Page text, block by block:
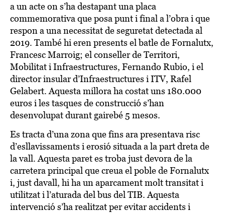
a un acte on s’ha destapant una placa
commemorativa que posa punt i final a l’obra i que
respon a una necessitat de seguretat detectada al
2019. També hi eren presents el batle de Fornalutx,
Francesc Marroig; el conseller de Territori,
Mobilitat i Infraestructures, Fernando Rubio, i el
director insular d’Infraestructures i ITV, Rafel
Gelabert. Aquesta millora ha costat uns 180.000
euros i les tasques de construcció s’han
desenvolupat durant gairebé 5 mesos.
Es tracta d’una zona que fins ara presentava risc
d’esllavissaments i erosió situada a la part dreta de
la vall. Aquesta paret es troba just devora de la
carretera principal que creua el poble de Fornalutx
i, just davall, hi ha un aparcament molt transitat i
utilitzat i l’aturada del bus del TIB. Aquesta
intervenció s’ha realitzat per evitar accidents i